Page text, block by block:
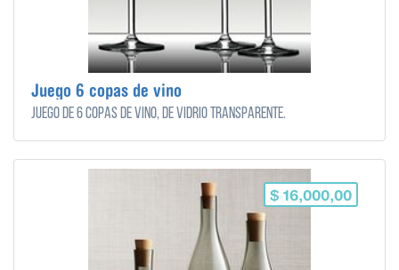
Juego 6 copas de vino
Juego de 6 copas de vino, de vidrio transparente.
$ 16,000,00